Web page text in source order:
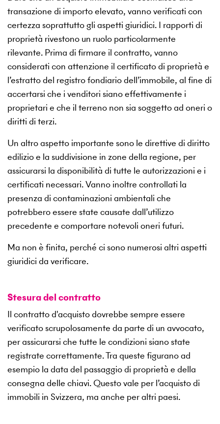
transazione di importo elevato, vanno verificati con
certezza soprattutto gli aspetti giuridici. I rapporti di
proprietà rivestono un ruolo particolarmente
rilevante. Prima di firmare il contratto, vanno
considerati con attenzione il certificato di proprietà e
l’estratto del registro fondiario dell’immobile, al fine di
accertarsi che i venditori siano effettivamente i
proprietari e che il terreno non sia soggetto ad oneri o
diritti di terzi.
Un altro aspetto importante sono le direttive di diritto
edilizio e la suddivisione in zone della regione, per
assicurarsi la disponibilità di tutte le autorizzazioni e i
certificati necessari. Vanno inoltre controllati la
presenza di contaminazioni ambientali che
potrebbero essere state causate dall’utilizzo
precedente e comportare notevoli oneri futuri.
Ma non è finita, perché ci sono numerosi altri aspetti
giuridici da verificare.
Stesura del contratto
Il contratto d'acquisto dovrebbe sempre essere
verificato scrupolosamente da parte di un avvocato,
per assicurarsi che tutte le condizioni siano state
registrate correttamente. Tra queste figurano ad
esempio la data del passaggio di proprietà e della
consegna delle chiavi. Questo vale per l’acquisto di
immobili in Svizzera, ma anche per altri paesi.